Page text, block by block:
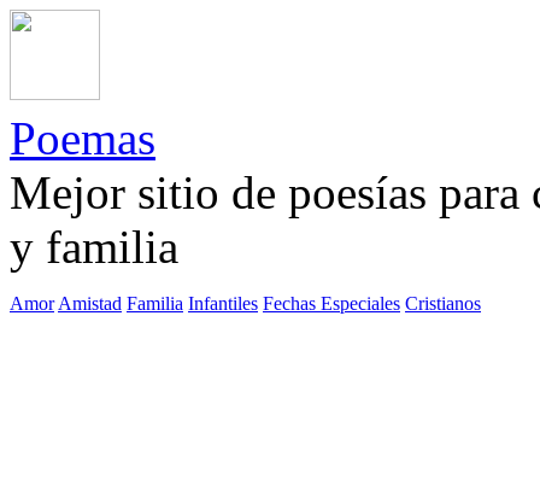
Poemas
Mejor sitio de poesías
y familia
Amor Amistad Familia Infantiles Fechas Especiales Cristianos